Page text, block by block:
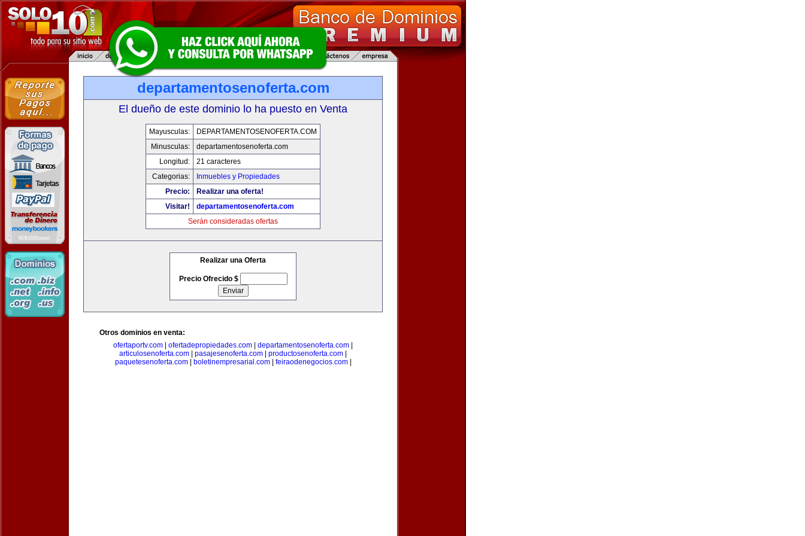
departamentosenoferta.com
El dueño de este dominio lo ha puesto en Venta
Mayusculas:
DEPARTAMENTOSENOFERTA.COM
Minusculas:
departamentosenoferta.com
Longitud:
21 caracteres
Categorias:
Inmuebles y Propiedades
Precio:
Realizar una oferta!
Visitar!
departamentosenoferta.com
Serán consideradas ofertas
Realizar una Oferta
Precio Ofrecido $
Otros dominios en venta:
ofertaportv.com
ofertadepropiedades.com departamentosenoferta.com
articulosenoferta.com
pasajesenoferta.com productosenoferta.com
paquetesenoferta.com| boletinempresarial.com| feiraodenegocios.com|